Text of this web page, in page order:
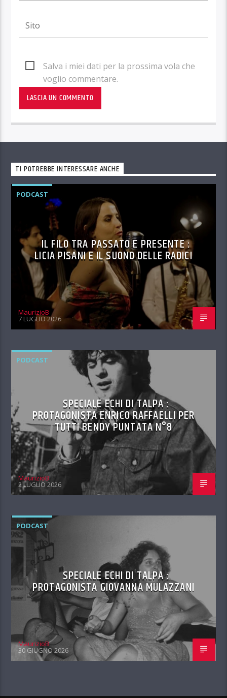
Salva i miei dati per la prossima vola che
voglio commentare.
TI POTREBBE INTERESSARE ANCHE
PODCAST
IL FILO TRA PASSATO E PRESENTE :
LICIA PISANI E IL SUONO DELLE RADICI
MaurizioB
7 LUGLIO 2026
PODCAST
SPECIALE ECHI DI TALPA :
PROTAGONISTA ENRICO RAFFAELLI PER
TUTTI BENDY PUNTATA N°8
MaurizioB
2 LUGLIO 2026
PODCAST
SPECIALE ECHI DI TALPA :
PROTAGONISTA GIOVANNA MULAZZANI
MaurizioB
30 GIUGNO 2026